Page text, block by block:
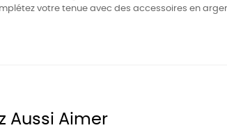
votre tenue avec des accessoires en
Aussi Aimer